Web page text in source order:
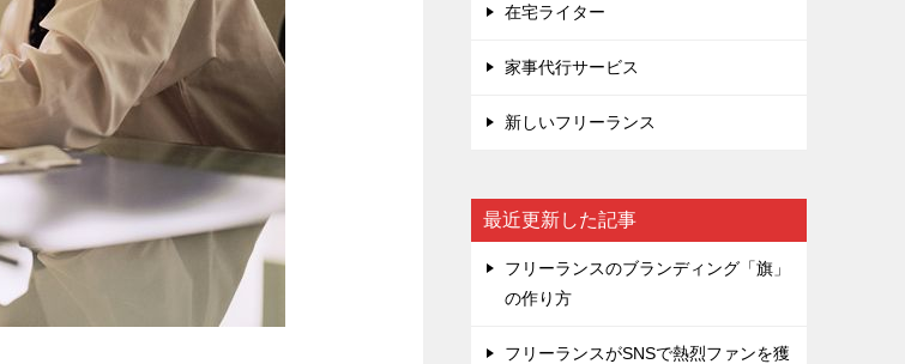
在宅ライター
家事代行サービス
新しいフリーランス
最近更新した記事
フリーランスのブランディング「旗」
の作り方
フリーランスがSNSで熱烈ファンを獲